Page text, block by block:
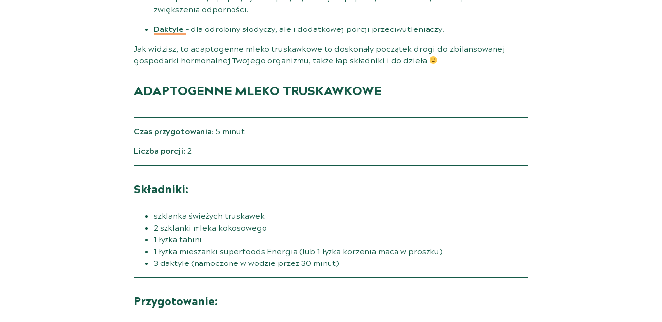
zwiększenia odporności.
Daktyle – dla odrobiny słodyczy, ale i dodatkowej porcji przeciwutleniaczy.
Jak widzisz, to adaptogenne mleko truskawkowe to doskonały początek drogi do zbilansowanej
gospodarki hormonalnej Twojego organizmu, także łap składniki i do dzieła
ADAPTOGENNE MLEKO TRUSKAWKOWE
Czas przygotowania: 5 minut
Liczba porcji: 2
Składniki:
szklanka świeżych truskawek
2 szklanki mleka kokosowego
1 łyżka tahini
1 łyżka mieszanki superfoods Energia (lub 1 łyżka korzenia maca w proszku)
3 daktyle (namoczone w wodzie przez 30 minut)
Przygotowanie: